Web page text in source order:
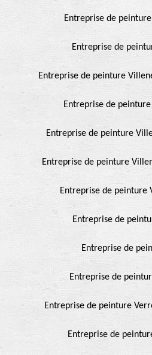
Entreprise de
Entreprise de
Entreprise de peinture
Entreprise de
Entreprise de peinture
Entreprise de peinture
Entreprise de peinture
Entreprise de
Entreprise de
Entreprise de
Entreprise de peinture
Entreprise de